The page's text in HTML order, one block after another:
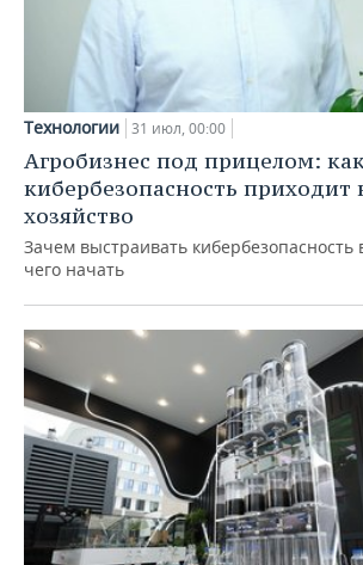
Технологии 31 июл, 00:00
Агробизнес под прицелом:
кибербезопасность приходит
хозяйство
Зачем выстраивать кибербезопасность
чего начать